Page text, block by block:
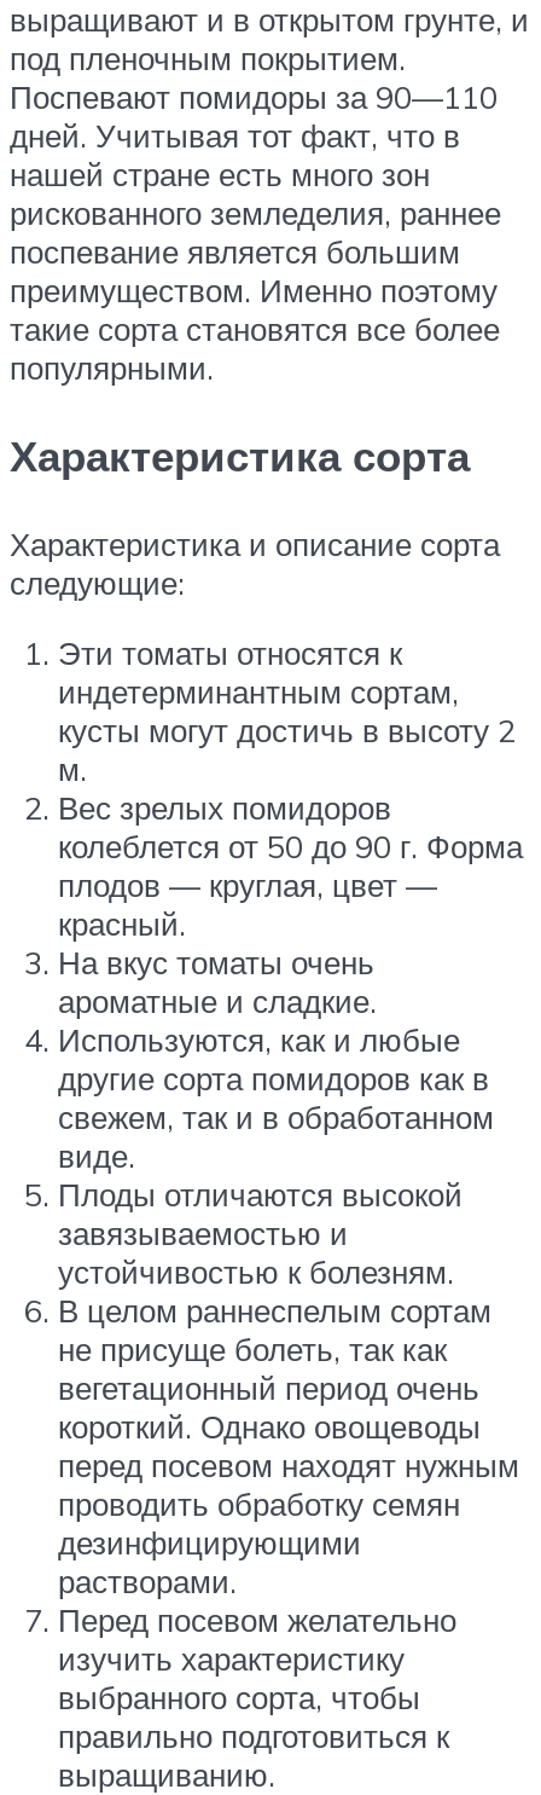
выращивают и в открытом грунте, и
под пленочным покрытием.
Поспевают помидоры за 90—110
дней. Учитывая тот факт, что в
нашей стране есть много зон
рискованного земледелия, раннее
поспевание является большим
преимуществом. Именно поэтому
такие сорта становятся все более
популярными.
Характеристика сорта
Характеристика и описание сорта
следующие:
Эти томаты относятся к
индетерминантным сортам,
кусты могут достичь в высоту 2
м.
Вес зрелых помидоров
колеблется от 50 до 90 г. Форма
плодов — круглая, цвет —
красный.
На вкус томаты очень
ароматные и сладкие.
Используются, как и любые
другие сорта помидоров как в
свежем, так и в обработанном
виде.
Плоды отличаются высокой
завязываемостью и
устойчивостью к болезням.
В целом раннеспелым сортам
не присуще болеть, так как
вегетационный период очень
короткий. Однако овощеводы
перед посевом находят нужным
проводить обработку семян
дезинфицирующими
растворами.
Перед посевом желательно
изучить характеристику
выбранного сорта, чтобы
правильно подготовиться к
выращиванию.